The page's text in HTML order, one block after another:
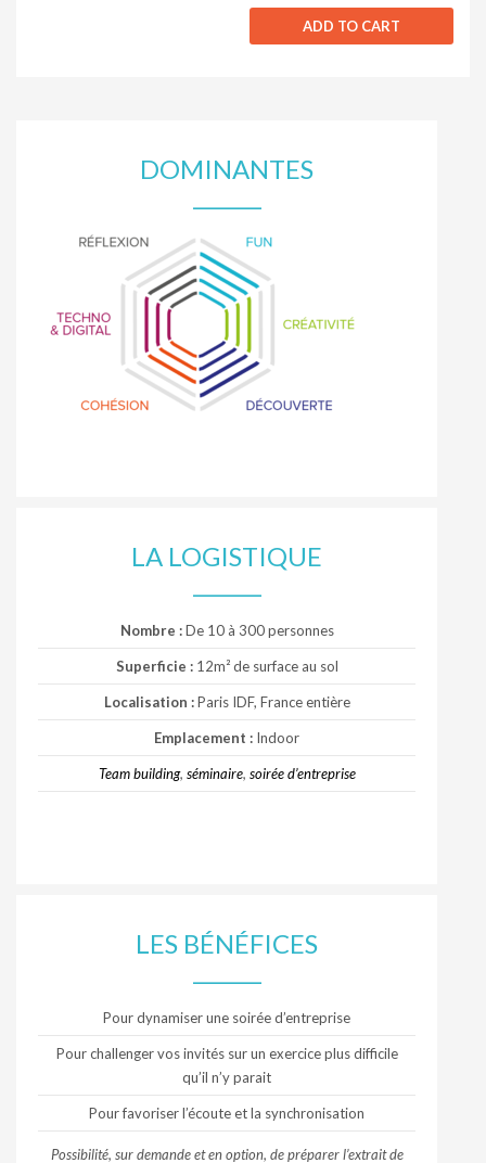
ADD TO CART
DOMINANTES
LA LOGISTIQUE
Nombre :De 10 à 300 personnes
Superficie : 12m² de surface au sol
Localisation :Paris IDF, France entière
Emplacement : Indoor
Team building, séminaire, soirée d’entreprise
LES BÉNÉFICES
Pour dynamiser une soirée d’entreprise
Pour challenger vos invités sur un exercice plus difficile
qu’il n’y parait
Pour favoriser l’écoute et la synchronisation
Possibilité, sur demande et en option, de préparer l’extrait de